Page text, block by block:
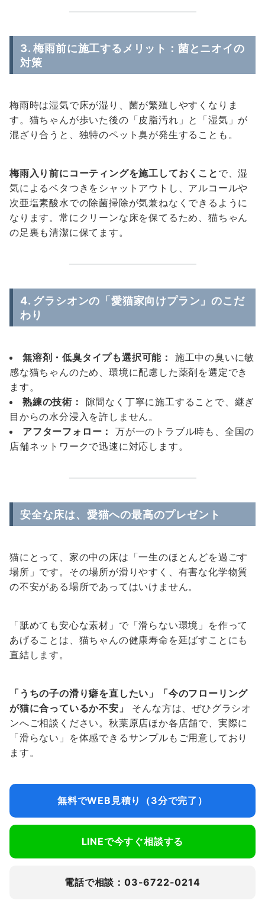
3. 梅雨前に施工するメリット：菌とニオイの
対策
梅雨時は湿気で床が湿り、菌が繁殖しやすくなりま
す。猫ちゃんが歩いた後の「皮脂汚れ」と「湿気」が
混ざり合うと、独特のペット臭が発生することも。
梅雨入り前にコーティングを施工しておくこと で、湿
気によるベタつきをシャットアウトし、アルコールや
次亜塩素酸水での除菌掃除が気兼ねなくできるように
なります。常にクリーンな床を保てるため、猫ちゃん
の足裏も清潔に保てます。
4. グラシオンの「愛猫家向けプラン」のこだ
わり
無溶剤・低臭タイプも選択可能：
施工中の臭いに敏
感な猫ちゃんのため、環境に配慮した薬剤を選定でき
ます。
熟練の技術：
隙間なく丁寧に施工することで、継ぎ
目からの水分浸入を許しません。
アフターフォロー：
万が一のトラブル時も、全国の
店舗ネットワークで迅速に対応します。
安全な床は、愛猫への最高のプレゼント
猫にとって、家の中の床は「一生のほとんどを過ごす
場所」です。その場所が滑りやすく、有害な化学物質
の不安がある場所であってはいけません。
「舐めても安心な素材」で「滑らない環境」を作って
あげることは、猫ちゃんの健康寿命を延ばすことにも
直結します。
「うちの子の滑り癖を直したい」「今のフローリング
が猫に合っているか不安」
そんな方は、ぜひグラシオ
ンへご相談ください。秋葉原店ほか各店舗で、実際に
「滑らない」を体感できるサンプルもご用意しており
ます。
無料でWEB見積り（3分で完了）
LINEで今すぐ相談する
電話で相談：03-6722-0214